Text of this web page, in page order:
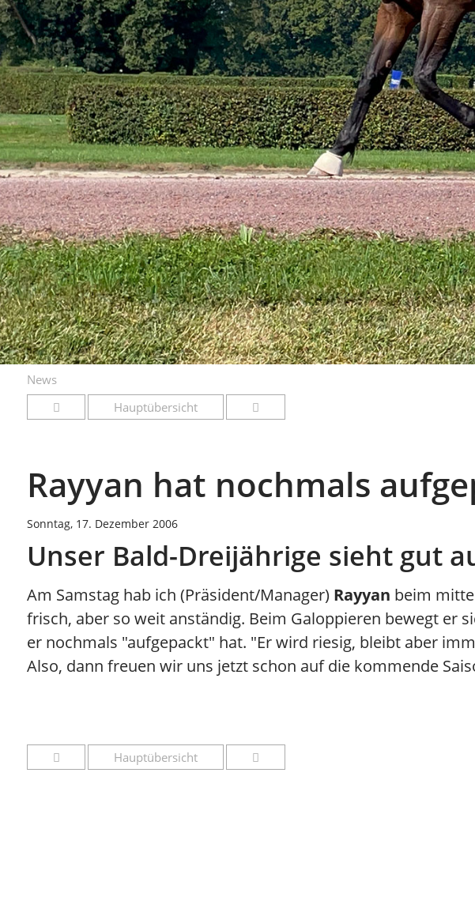
News
Hauptübersicht
Rayyan hat nochmals
Sonntag, 17. Dezember 2006
Unser Bald-Dreijährige sieht gut
Am Samstag hab ich (Präsident/Manager) Rayyan beim
frisch, aber so weit anständig. Beim Galoppieren bewegt er
er nochmals "aufgepackt" hat. "Er wird riesig, bleibt aber
Also, dann freuen wir uns jetzt schon auf die kommende
Hauptübersicht